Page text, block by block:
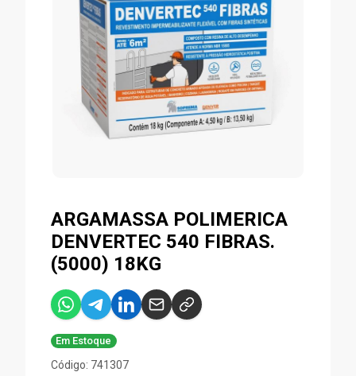
ARGAMASSA POLIMERICA
DENVERTEC 540 FIBRAS.
(5000) 18KG
Em Estoque
Código: 741307